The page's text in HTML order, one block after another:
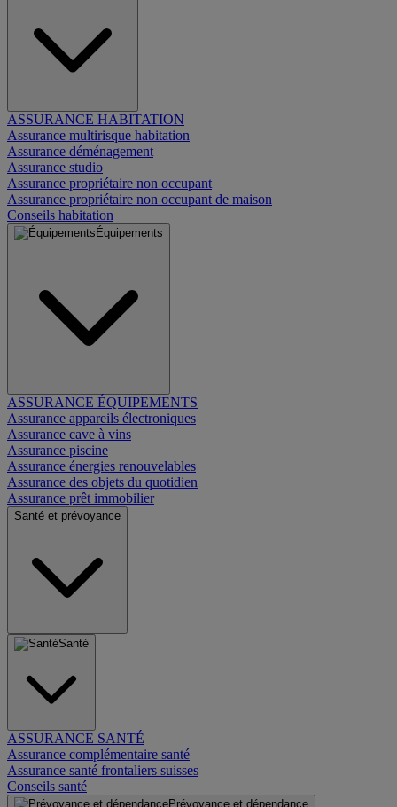
ASSURANCE HABITATION
Assurance multirisque habitation
Assurance déménagement
Assurance studio
Assurance propriétaire non occupant
Assurance propriétaire non occupant de maison
Conseils habitation
Équipements
ASSURANCE ÉQUIPEMENTS
Assurance appareils électroniques
Assurance cave à vins
Assurance piscine
Assurance énergies renouvelables
Assurance des objets du quotidien
Assurance prêt immobilier
Santé et prévoyance
Santé
ASSURANCE SANTÉ
Assurance complémentaire santé
Assurance santé frontaliers suisses
Conseils santé
Prévoyance et dépendance